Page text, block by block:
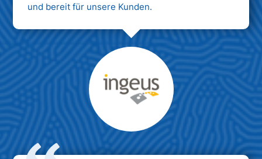
und bereit für unsere Kunden.
Max Mustermann
Unternehmen AG